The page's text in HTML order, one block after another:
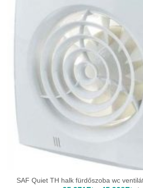
SAF Quiet TH halk fürdőszoba wc